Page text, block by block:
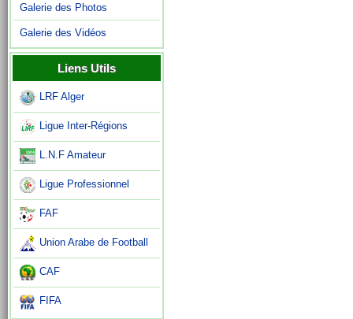
Galerie des Photos
Galerie des Vidéos
Liens Utils
LRF Alger
Ligue Inter-Régions
L.N.F Amateur
Ligue Professionnel
FAF
Union Arabe de Football
CAF
FIFA